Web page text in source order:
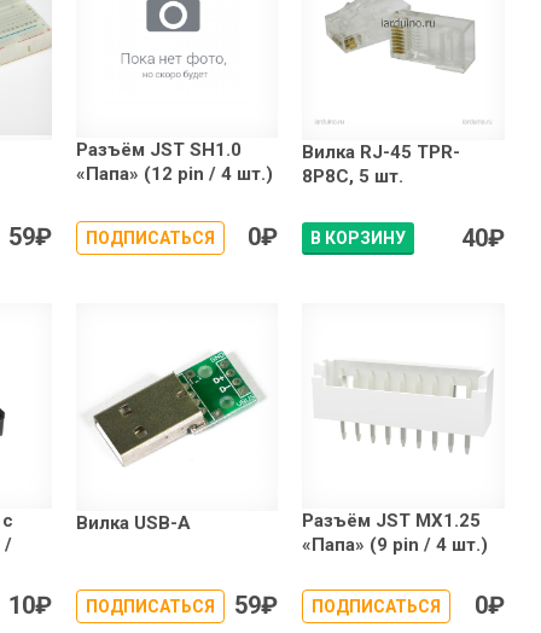
59₽
Разъём JST SH1.0
«Папа» (12 pin / 4 шт.)
ПОДПИСАТЬСЯ 0₽
Вилка RJ-45 TPR-
8P8C, 5 шт.
В КОРЗИНУ 40₽
/
10₽
Вилка USB-A
ПОДПИСАТЬСЯ 59₽
Разъём JST MX1.25
«Папа» (9 pin / 4 шт.)
ПОДПИСАТЬСЯ 0₽